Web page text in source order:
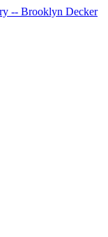
-- Brooklyn Decker